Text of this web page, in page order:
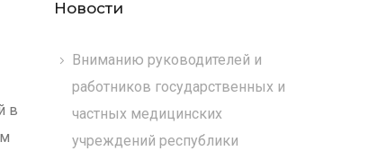
в
Новости
Вниманию руководителей и
работников государственных и
частных медицинских
учреждений республики